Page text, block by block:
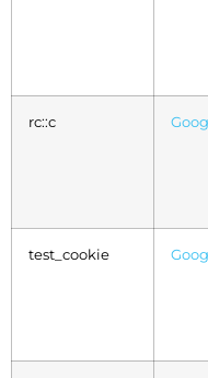
rc::c
test_cookie